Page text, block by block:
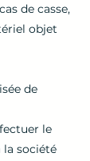
de casse,
objet
de
le
la société